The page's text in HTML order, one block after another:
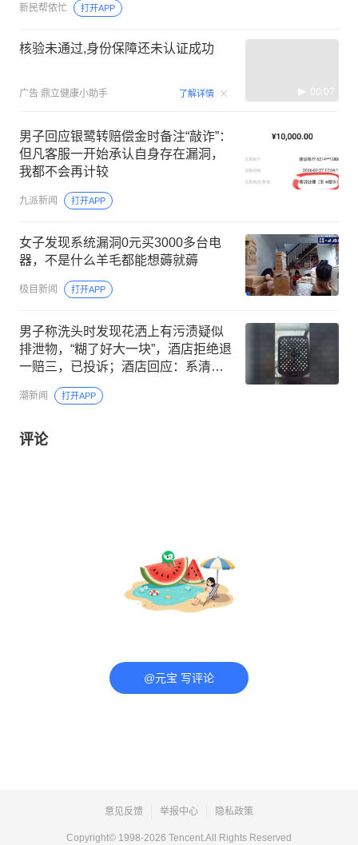
新民帮侬忙 打开APP
核验未通过,身份保障还未认证成功
广告 鼎立健康小助手 了解详情 00:07
男子回应银鹭转赔偿金时备注“敲诈”：
但凡客服一开始承认自身存在漏洞，
我都不会再计较
九派新闻 打开APP
女子发现系统漏洞0元买3000多台电
器，不是什么羊毛都能想薅就薅
极目新闻 打开APP
男子称洗头时发现花洒上有污渍疑似
排泄物，“糊了好大一块”，酒店拒绝退
一赔三，已投诉；酒店回应：系清洗
空调留下的泥土
潮新闻 打开APP
评论
@元宝 写评论
意见反馈 举报中心 隐私政策
Copyright© 1998-2026 Tencent.All Rights Reserved